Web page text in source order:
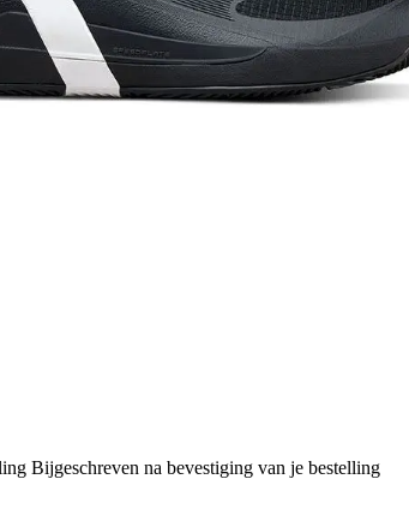
Bijgeschreven na bevestiging van je bestelling